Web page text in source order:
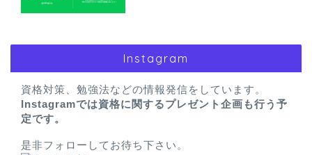
Instagram
資格対策、勉強法などの情報発信をしています。
Instagramでは資格に関するプレゼント企画も行う予
定です。
是非フォローしてお待ち下さい。